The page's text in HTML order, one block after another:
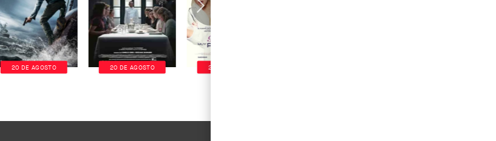
20 DE AGOSTO 20 DE AGOSTO 20 DE AGOSTO